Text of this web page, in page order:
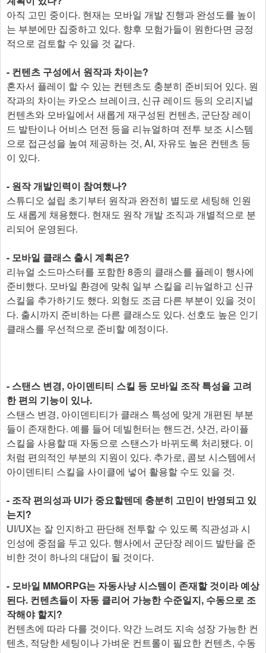
아직 고민 중이다. 현재는 모바일 개발 진행과 완성도를 높이
는 부분에만 집중하고 있다. 향후 모험가들이 원한다면 긍정
적으로 검토할 수 있을 것 같다.
- 컨텐츠 구성에서 원작과 차이는?
혼자서 플레이 할 수 있는 컨텐츠도 충분히 준비되어 있다. 원
작과의 차이는 카오스 브레이크, 신규 레이드 등의 오리지널
컨텐츠와 모바일에서 새롭게 재구성된 컨텐츠, 군단장 레이
드 발탄이나 어비스 던전 등을 리뉴얼하며 전투 보조 시스템
으로 접근성을 높여 제공하는 것, AI, 자유도 높은 컨텐츠 등
이 있다.
- 원작 개발인력이 참여했나?
스튜디오 설립 초기부터 원작과 완전히 별도로 세팅해 인원
도 새롭게 채용했다. 현재도 원작 개발 조직과 개별적으로 분
리되어 운영된다.
- 모바일 클래스 출시 계획은?
리뉴얼 소드마스터를 포함한 8종의 클래스를 플레이 행사에
준비했다. 모바일 환경에 맞춰 일부 스킬을 리뉴얼하고 신규
스킬을 추가하기도 했다. 외형도 조금 다른 부분이 있을 것이
다. 출시까지 준비하는 다른 클래스도 있다. 선호도 높은 인기
클래스를 우선적으로 준비할 예정이다.
- 스탠스 변경, 아이덴티티 스킬 등 모바일 조작 특성을 고려
한 편의 기능이 있나.
스탠스 변경, 아이덴티티가 클래스 특성에 맞게 개편된 부분
들이 존재한다. 예를 들어 데빌헌터는 핸드건, 샷건, 라이플
스킬을 사용할 때 자동으로 스탠스가 바뀌도록 처리됐다. 이
처럼 편의적인 부분의 지원이 있다. 추가로, 콤보 시스템에서
아이덴티티 스킬을 사이클에 넣어 활용할 수도 있을 것.
- 조작 편의성과 UI가 중요할텐데 충분히 고민이 반영되고 있
는지?
UI/UX는 잘 인지하고 판단해 전투할 수 있도록 직관성과 시
인성에 중점을 두고 있다. 행사에서 군단장 레이드 발탄을 준
비한 것이 하나의 대답이 될 것이다.
- 모바일 MMORPG는 자동사냥 시스템이 존재할 것이라 예상
된다. 컨텐츠들이 자동 클리어 가능한 수준일지, 수동으로 조
작해야 할지?
컨텐츠에 따라 다를 것이다. 약간 느려도 지속 성장 가능한 컨
텐츠, 적당한 세팅이나 가벼운 컨트롤이 필요한 컨텐츠, 수동